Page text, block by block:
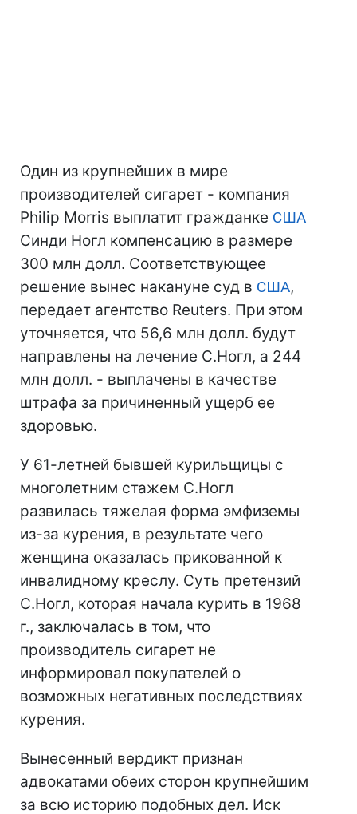
Один из крупнейших в мире
производителей сигарет - компания
Philip Morris выплатит гражданке США
Синди Ногл компенсацию в размере
300 млн долл. Соответствующее
решение вынес накануне суд в США,
передает агентство Reuters. При этом
уточняется, что 56,6 млн долл. будут
направлены на лечение С.Ногл, а 244
млн долл. - выплачены в качестве
штрафа за причиненный ущерб ее
здоровью.
У 61-летней бывшей курильщицы c
многолетним стажем С.Ногл
развилась тяжелая форма эмфиземы
из-за курения, в результате чего
женщина оказалась прикованной к
инвалидному креслу. Суть претензий
С.Ногл, которая начала курить в 1968
г., заключалась в том, что
производитель сигарет не
информировал покупателей о
возможных негативных последствиях
курения.
Вынесенный вердикт признан
адвокатами обеих сторон крупнейшим
за всю историю подобных дел. Иск